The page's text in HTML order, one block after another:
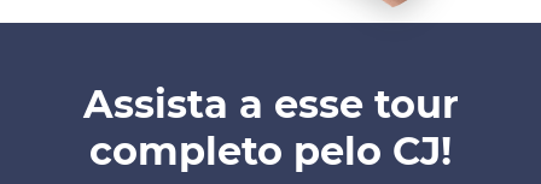
Assista a esse tour
completo pelo CJ!